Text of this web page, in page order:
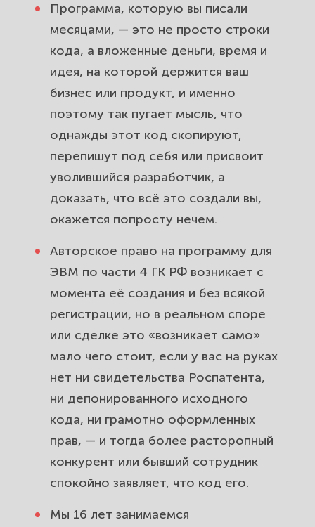
доказывает авторство.
Права на ПО, созданное
сотрудником: служебное
Как защитить программный
продукт от копирования и
недобросовестных конкурентов.
чистый актив, который повышает
цену.
Роспатента в суде и при сделках:
ваш главный аргумент.
Регистрация прав на базу данных:
почему данные тоже нужно
защищать отдельно.
Лицензии и договоры на
использование программы: как
зарабатывать на софте без потери
прав.
Программа, которую вы писали
месяцами, — это не просто строки
кода, а вложенные деньги, время и
идея, на которой держится ваш
бизнес или продукт, и именно
поэтому так пугает мысль, что
однажды этот код скопируют,
перепишут под себя или присвоит
уволившийся разработчик, а
доказать, что всё это создали вы,
окажется попросту нечем.
Авторское право на программу для
ЭВМ по части 4 ГК РФ возникает с
момента её создания и без всякой
регистрации, но в реальном споре
или сделке это «возникает само»
мало чего стоит, если у вас на руках
нет ни свидетельства Роспатента,
ни депонированного исходного
кода, ни грамотно оформленных
прав, — и тогда более расторопный
конкурент или бывший сотрудник
спокойно заявляет, что код его.
Мы 16 лет занимаемся